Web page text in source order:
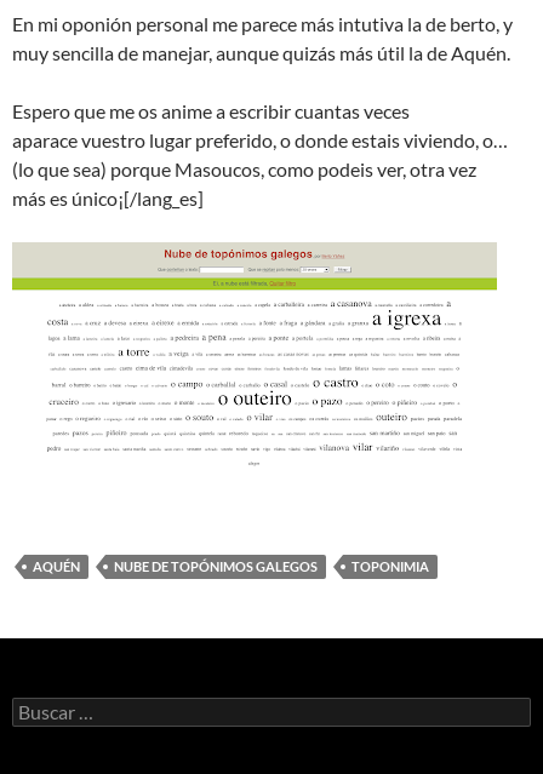
En mi oponión personal me parece más intutiva la de berto, y
muy sencilla de manejar, aunque quizás más útil la de Aquén.
Espero que me os anime a escribir cuantas veces
aparace vuestro lugar preferido, o donde estais viviendo, o…
(lo que sea) porque Masoucos, como podeis ver, otra vez
más es único¡[/lang_es]
AQUÉN NUBE DE TOPÓNIMOS GALEGOS TOPONIMIA
Buscar: